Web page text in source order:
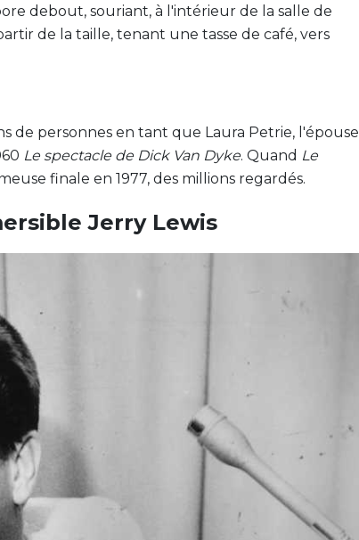
debout, souriant, à l'intérieur de la salle de
de la taille, tenant une tasse de café, vers
de personnes en tant que Laura Petrie, l'épouse
Le spectacle de Dick Van Dyke. Quand Le
finale en 1977, des millions regardés.
Jerry Lewis